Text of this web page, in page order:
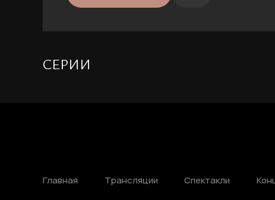
СЕРИИ
Главная Трансляции Спектакли